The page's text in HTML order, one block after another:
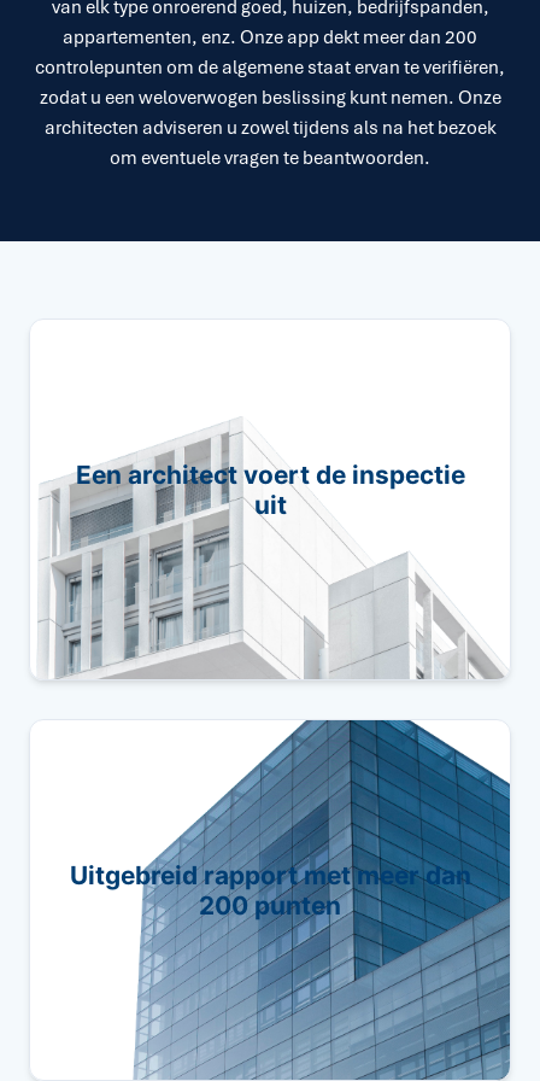
van elk type onroerend goed, huizen, bedrijfspanden,
appartementen, enz. Onze app dekt meer dan 200
controlepunten om de algemene staat ervan te verifiëren,
zodat u een weloverwogen beslissing kunt nemen. Onze
architecten adviseren u zowel tijdens als na het bezoek
om eventuele vragen te beantwoorden.
Een architect voert de inspectie
uit
Ons team van architecten beoordeelt elk
detail van de woning om u een compleet
rapport te bezorgen.
Uitgebreid rapport met meer dan
200 punten
Bij Hausum voeren we inspecties uit van
woningen en bedrijfspanden om een
gedetailleerd rapport op te stellen met meer
dan 200 controlepunten.